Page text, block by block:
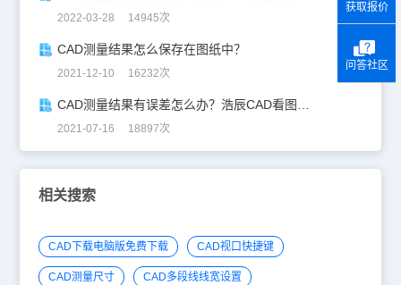
2022-03-28 14945次
CAD测量结果怎么保存在图纸中？
2021-12-10 16232次
2021-07-16 18897次
相关搜索
CAD下载电脑版免费下载 CAD视口快捷键
CAD测量尺寸 CAD多段线线宽设置
获取报价
问答社区